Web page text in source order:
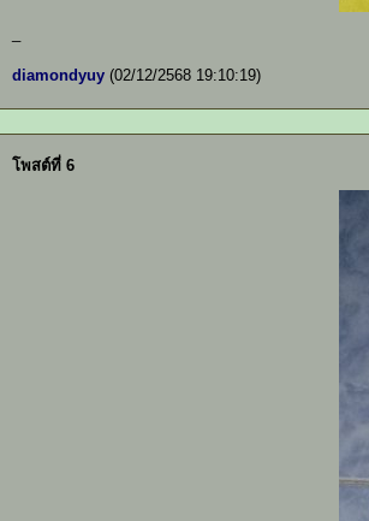
diamondyuy (02/12/2568 19:10:19)
โพสต์ที่ 6